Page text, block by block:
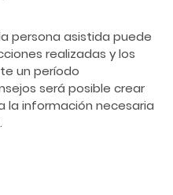
persona asistida puede
realizadas y los
un período
será posible crear
información necesaria